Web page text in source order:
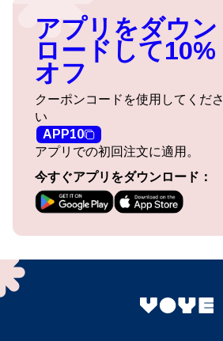
アプリをダウン
ロードして10%
オフ
クーポンコードを使用してくださ
い
APP10
アプリでの初回注文に適用。
今すぐアプリをダウンロード：